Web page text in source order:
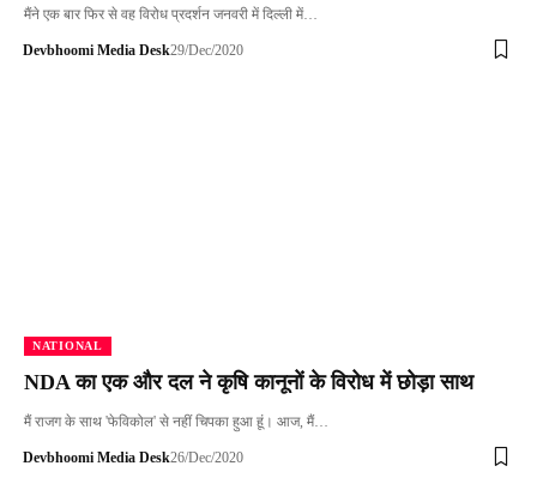
मैंने एक बार फिर से वह विरोध प्रदर्शन जनवरी में दिल्ली में…
Devbhoomi Media Desk29/Dec/2020
NATIONAL
NDA का एक और दल ने कृषि कानूनों के विरोध में छोड़ा साथ
मैं राजग के साथ 'फेविकोल' से नहीं चिपका हुआ हूं। आज, मैं…
Devbhoomi Media Desk26/Dec/2020